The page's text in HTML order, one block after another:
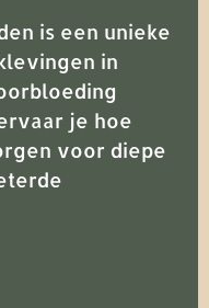
is een unieke
in
je hoe
voor diepe